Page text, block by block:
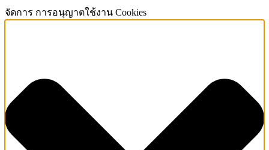
จัดการ การอนุญาตใช้งาน Cookies